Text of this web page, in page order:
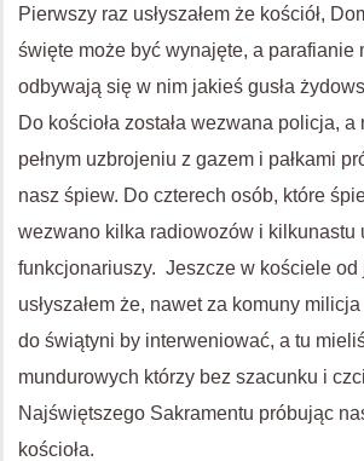
Pierwszy raz usłyszałem że kościół,
święte może być wynajęte, a parafianie
odbywają się w nim jakieś gusła
Do kościoła została wezwana policja,
pełnym uzbrojeniu z gazem i pałkami
nasz śpiew. Do czterech osób, które
wezwano kilka radiowozów i kilkunastu
funkcjonariuszy. Jeszcze w kościele od
usłyszałem że, nawet za komuny
do świątyni by interweniować, a tu
mundurowych którzy bez szacunku i
Najświętszego Sakramentu próbując
kościoła.